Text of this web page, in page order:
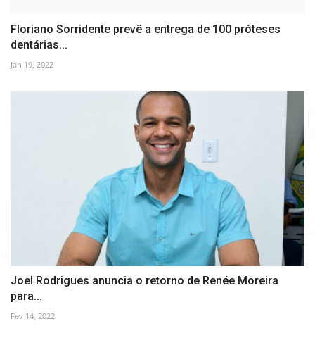
Floriano Sorridente prevê a entrega de 100 próteses
dentárias...
Jan 19, 2022
Joel Rodrigues anuncia o retorno de Renée Moreira
para...
Fev 14, 2022